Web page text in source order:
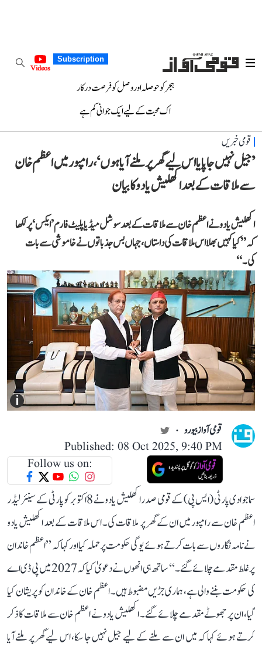
Subscription
Videos
ہجر کو حوصلہ اور وصل کو فرصت درکار
اک محبت کے لیے ایک جوانی کم ہے
قومی خبریں
’جیل نہیں جا پایا اس لیے گھر پر ملنے آیا ہوں‘، رامپور میں اعظم خان
سے ملاقات کے بعد اکھلیش یادو کا بیان
اکھلیش یادو نے اعظم خان سے ملاقات کے بعد سوشل میڈیا پلیٹ فارم ’ایکس‘ پر لکھا
کہ ’’کیا کہیں بھلا اس ملاقات کی داستاں، جہاں بس جذباتوں نے خاموشی سے بات
کی۔‘‘
i
قومی آواز بیورو
Published: 08 Oct 2025, 9:40 PM
Follow us on:
سماجوادی پارٹی (ایس پی) کے قومی صدر اکھلیش یادو نے 8 اکتوبر کو پارٹی کے سینئر لیڈر
اعظم خان سے رامپور میں ان کے گھر پر ملاقات کی۔ اس ملاقات کے بعد اکھلیش یادو
نے نامہ نگاروں سے بات کرتے ہوئے یوگی حکومت پر حملہ کیا اور کہا کہ ’’اعظم خاندان
پر غلط مقدمے چلائے گئے۔‘‘ ساتھ ہی انھوں نے دعویٰ کیا کہ 2027 میں پی ڈی اے
کی حکومت بننے والی ہے، ہماری جڑیں مضبوط ہیں۔ اعظم خان کے خاندان کو پریشان کیا
گیا، ان پر جھوٹے مقدمے چلائے گئے۔ اکھلیش یادو نے اعظم خان سے ملاقات کا ذکر
کرتے ہوئے کہا کہ میں ان سے ملنے کے لیے جیل نہیں جا سکا، اس لیے گھر پر ملنے آیا